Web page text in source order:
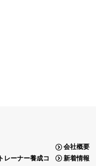
会社概要
レーナー養成コ
新着情報